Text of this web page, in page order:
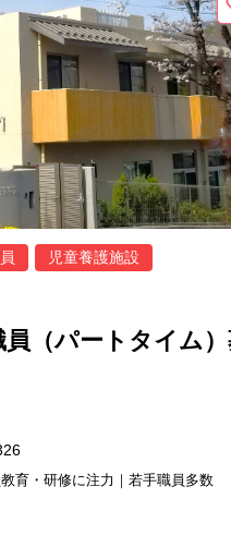
児童養護施設
（パートタイム
育・研修に注力｜若手職員多数